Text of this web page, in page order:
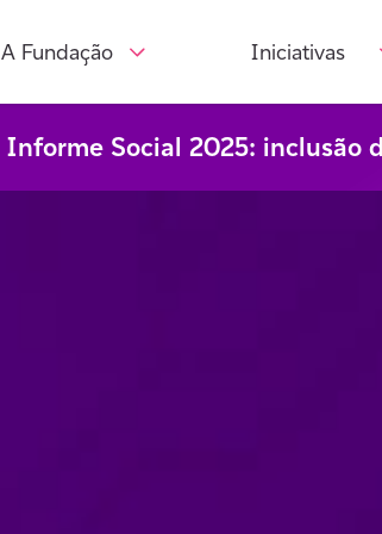
Informe Social 2025: inclusão
A Fundação Iniciativas